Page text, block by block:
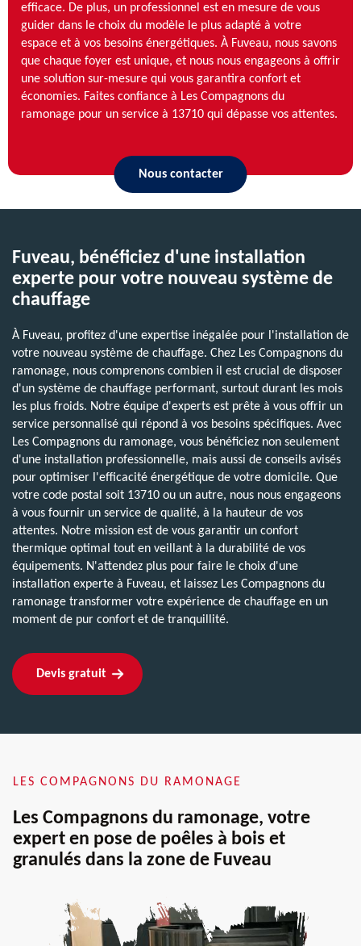
efficace. De plus, un professionnel est en mesure de vous
guider dans le choix du modèle le plus adapté à votre
espace et à vos besoins énergétiques. À Fuveau, nous savons
que chaque foyer est unique, et nous nous engageons à offrir
une solution sur-mesure qui vous garantira confort et
économies. Faites confiance à Les Compagnons du
ramonage pour un service à 13710 qui dépasse vos attentes.
Nous contacter
Fuveau, bénéficiez d'une installation
experte pour votre nouveau système de
chauffage
À Fuveau, profitez d'une expertise inégalée pour l'installation de
votre nouveau système de chauffage. Chez Les Compagnons du
ramonage, nous comprenons combien il est crucial de disposer
d'un système de chauffage performant, surtout durant les mois
les plus froids. Notre équipe d'experts est prête à vous offrir un
service personnalisé qui répond à vos besoins spécifiques. Avec
Les Compagnons du ramonage, vous bénéficiez non seulement
d'une installation professionnelle, mais aussi de conseils avisés
pour optimiser l'efficacité énergétique de votre domicile. Que
votre code postal soit 13710 ou un autre, nous nous engageons
à vous fournir un service de qualité, à la hauteur de vos
attentes. Notre mission est de vous garantir un confort
thermique optimal tout en veillant à la durabilité de vos
équipements. N'attendez plus pour faire le choix d'une
installation experte à Fuveau, et laissez Les Compagnons du
ramonage transformer votre expérience de chauffage en un
moment de pur confort et de tranquillité.
Devis gratuit
LES COMPAGNONS DU RAMONAGE
Les Compagnons du ramonage, votre
expert en pose de poêles à bois et
granulés dans la zone de Fuveau